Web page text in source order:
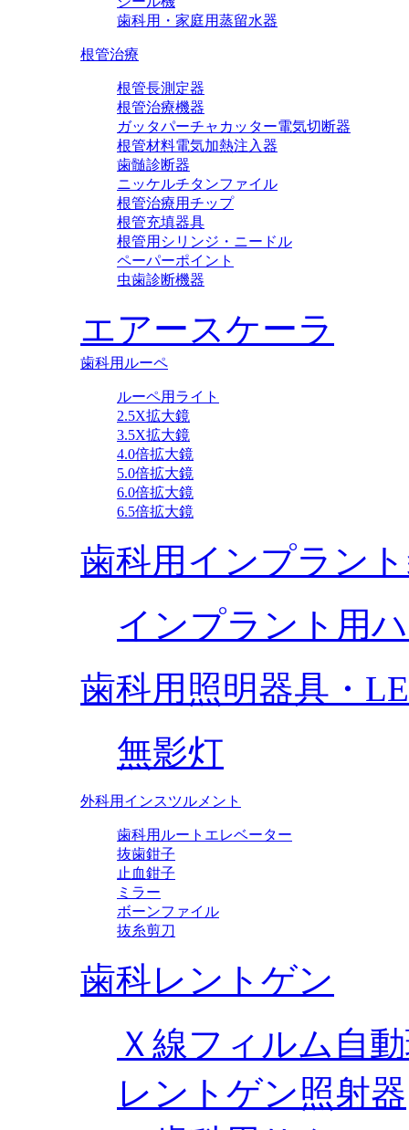
歯科用・家庭用蒸留水器
根管治療
根管長測定器
根管治療機器
ガッタパーチャカッター電気切断器
根管材料電気加熱注入器
歯髄診断器
ニッケルチタンファイル
根管治療用チップ
根管充填器具
根管用シリンジ・ニードル
ペーパーポイント
虫歯診断機器
エアースケーラ
歯科用ルーペ
ルーペ用ライト
2.5X拡大鏡
3.5X拡大鏡
4.0倍拡大鏡
5.0倍拡大鏡
6.0倍拡大鏡
6.5倍拡大鏡
歯科用インプラン
インプラント用
歯科用照明器具・
無影灯
外科用インスツルメント
歯科用ルートエレベーター
抜歯鉗子
止血鉗子
ミラー
ボーンファイル
抜糸剪刀
歯科レントゲン
Ｘ線フィルム自
レントゲン照射器